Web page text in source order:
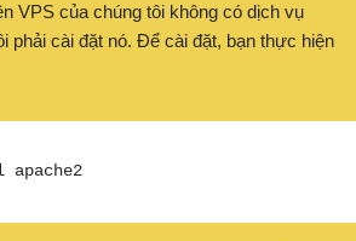
VPS của chúng tôi không có dịch vụ
phải cài đặt nó. Để cài đặt, bạn thực hiện